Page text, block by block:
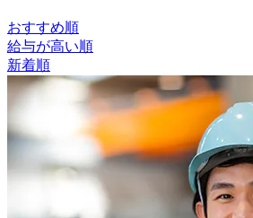
おすすめ順
給与が高い順
新着順